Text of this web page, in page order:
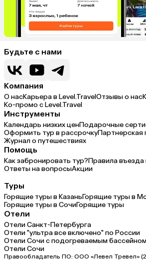
Будьте с нами
Компания
О насКарьера в Level.TravelОтзывы о нас
Ко-промо с Level.Travel
Инструменты
Календарь низких ценПодарочные
Оформить тур в рассрочкуПартнерская
Журнал о путешествиях
Помощь
Как забронировать тур?Правила въезда
Ответы на вопросыАкции
Туры
Горящие туры в КазаньГорящие туры в
Горящие туры в СочиГорящие туры
Отели
Отели Санкт-Петербурга
Отели "ультра все включено" по России
Отели Сочи с подогреваемым
Отели Сочи
Правообладатель ПО: ООО «Левел Тревел»